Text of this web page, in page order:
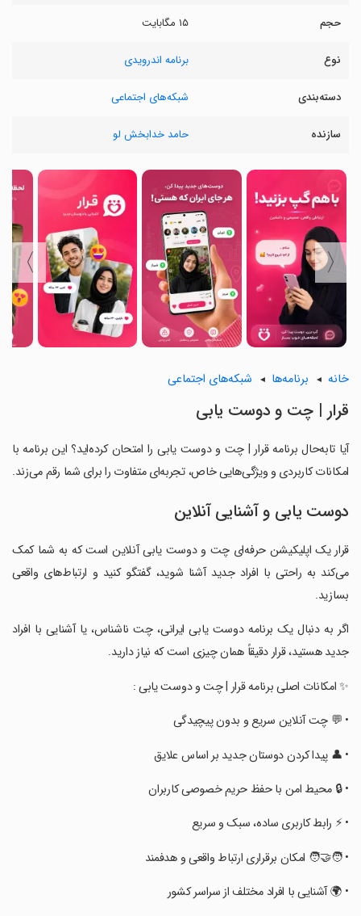
حجم ۱۵ مگابایت
نوع برنامه اندرویدی
دسته‌بندی شبکه‌های اجتماعی
سازنده حامد خدابخش لو
〈
〉
خانه برنامه‌ها شبکه‌های اجتماعی
‏‏‏قرار | چت و دوست یابی
آیا تابه‌حال برنامه ‏‏‏قرار | چت و دوست یابی را امتحان کرده‌اید؟ این برنامه با
امکانات کاربردی و ویژگی‌هایی خاص، تجربه‌ای متفاوت را برای شما رقم می‌زند.
دوست یابی و آشنایی آنلاین
‏‏‏قرار یک اپلیکیشن حرفه‌ای چت و دوست یابی آنلاین است که به شما کمک
می‌کند به راحتی با افراد جدید آشنا شوید، گفتگو کنید و ارتباط‌های واقعی
بسازید.
‏‏‏اگر به دنبال یک برنامه دوست یابی ایرانی، چت ناشناس، یا آشنایی با افراد
جدید هستید، قرار دقیقاً همان چیزی است که نیاز دارید.
‏‏‏✨ امکانات اصلی برنامه ‏‏قرار | چت و دوست یابی :
‏‏‏• 💬 چت آنلاین سریع و بدون پیچیدگی
‏‏‏• 👤 پیدا کردن دوستان جدید بر اساس علایق
‏‏‏• 🔒 محیط امن با حفظ حریم خصوصی کاربران
‏‏‏• ⚡ رابط کاربری ساده، سبک و سریع
‏‏‏• 🧑‍🤝‍🧑 امکان برقراری ارتباط واقعی و هدفمند
‏‏‏• 🌍 آشنایی با افراد مختلف از سراسر کشور